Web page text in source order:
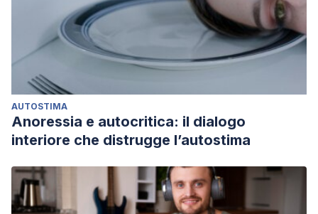
AUTOSTIMA
Anoressia e autocritica: il dialogo
interiore che distrugge l’autostima